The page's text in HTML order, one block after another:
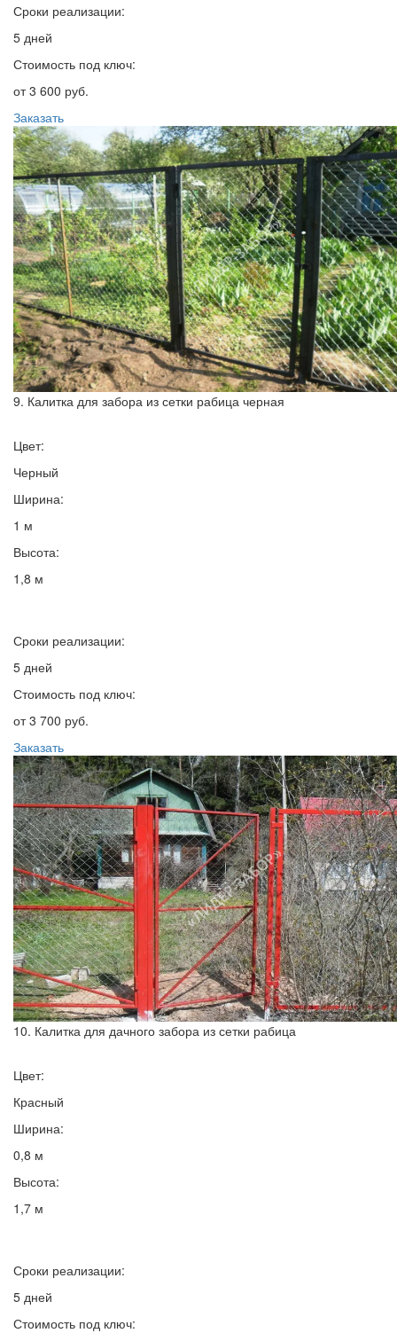
Сроки реализации:
5 дней
Стоимость под ключ:
от 3 600 руб.
Заказать
9. Калитка для забора из сетки рабица черная
Цвет:
Черный
Ширина:
1 м
Высота:
1,8 м
Сроки реализации:
5 дней
Стоимость под ключ:
от 3 700 руб.
Заказать
10. Калитка для дачного забора из сетки рабица
Цвет:
Красный
Ширина:
0,8 м
Высота:
1,7 м
Сроки реализации:
5 дней
Стоимость под ключ: